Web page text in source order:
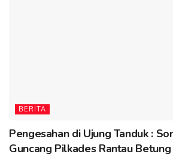
BERITA
Pengesahan di Ujung Tanduk :
Guncang Pilkades Rantau Betung